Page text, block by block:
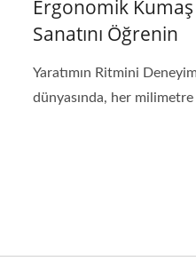
Ergonomik Kumaş
Sanatını Öğrenin
Yaratımın Ritmini
dünyasında, her